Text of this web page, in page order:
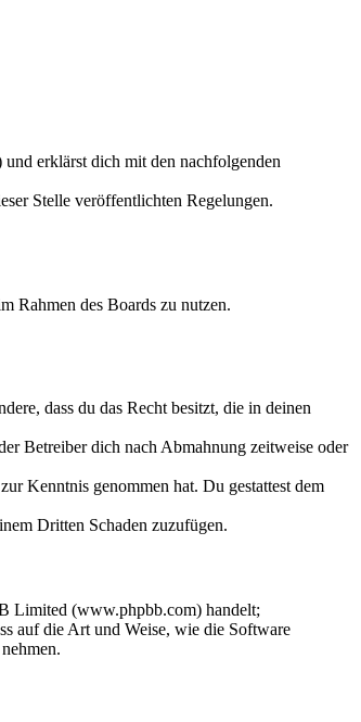
erklärst dich mit den nachfolgenden
Stelle veröffentlichten Regelungen.
Rahmen des Boards zu nutzen.
dass du das Recht besitzt, die in deinen
Betreiber dich nach Abmahnung zeitweise oder
Kenntnis genommen hat. Du gestattest dem
Dritten Schaden zuzufügen.
Limited (www.phpbb.com) handelt;
auf die Art und Weise, wie die Software